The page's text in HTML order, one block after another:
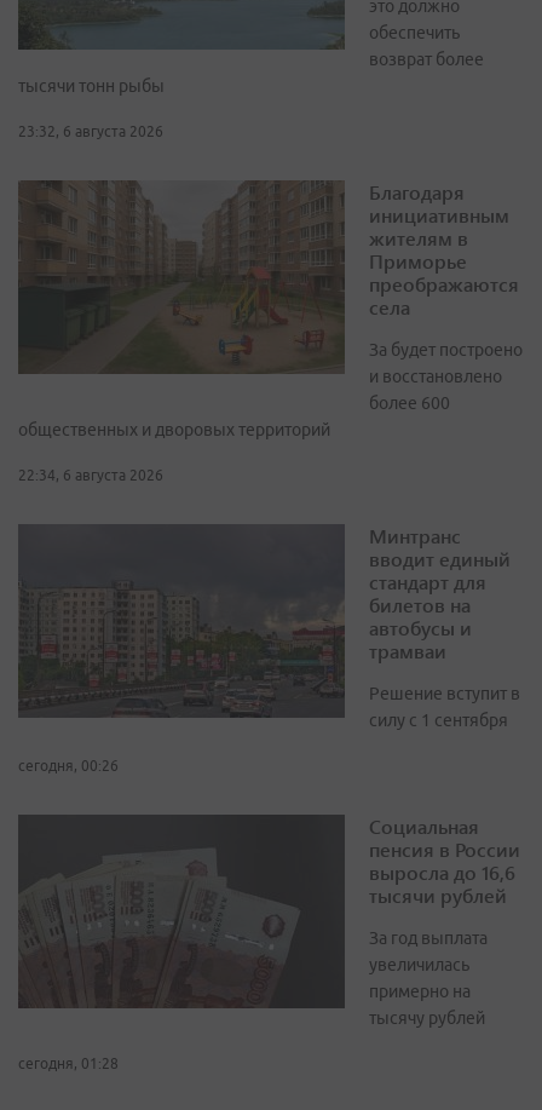
это должно
обеспечить
возврат более
тысячи тонн рыбы
23:32, 6 августа 2026
Благодаря
инициативным
жителям в
Приморье
преображаются
села
За будет построено
и восстановлено
более 600
общественных и дворовых территорий
22:34, 6 августа 2026
Минтранс
вводит единый
стандарт для
билетов на
автобусы и
трамваи
Решение вступит в
силу с 1 сентября
сегодня, 00:26
Социальная
пенсия в России
выросла до 16,6
тысячи рублей
За год выплата
увеличилась
примерно на
тысячу рублей
сегодня, 01:28